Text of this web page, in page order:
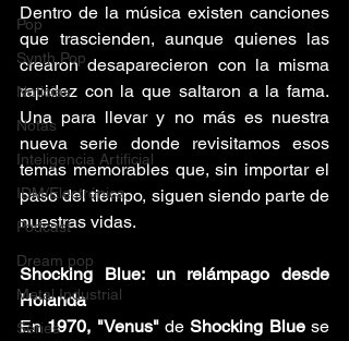
Pop
Synth Pop
Noticias
Notas
Inteligencia Artificial
IDM/Electrónica
Podcast
Dream pop
Metal Industrial
Series
Dentro de la música existen canciones
que trascienden, aunque quienes las
crearon desaparecieron con la misma
rapidez con la que saltaron a la fama.
Una para llevar y no más es nuestra
nueva serie donde revisitamos esos
temas memorables que, sin importar el
paso del tiempo, siguen siendo parte de
nuestras vidas.
Shocking Blue: un relámpago desde
Holanda
En 1970, "Venus" de Shocking Blue se